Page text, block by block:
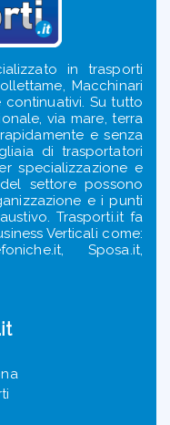
in trasporti
Macchinari
continuativi. Su tutto
via mare, terra
e senza
di trasportatori
specializzazione e
settore possono
e i punti
Trasporti.it fa
Verticali come:
Sposa.it,